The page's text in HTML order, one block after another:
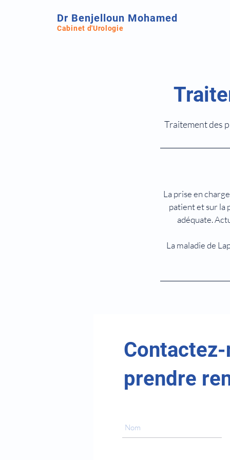
Dr Benjelloun Mohamed
Cabinet d'Urologie
Traitement des
La prise en
patient et sur la
adéquate.
La maladie de
prendre